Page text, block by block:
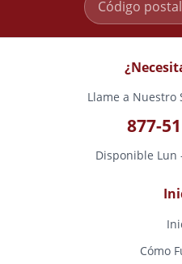
Llame a Nuestro
877-
Disponible Lun
Cómo